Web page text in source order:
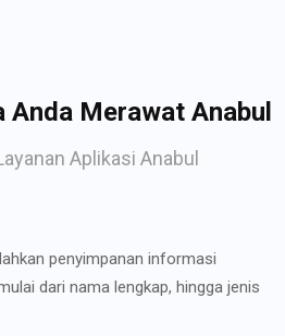
Anda Merawat Anabul
Aplikasi Anabul
penyimpanan informasi
dari nama lengkap, hingga jenis